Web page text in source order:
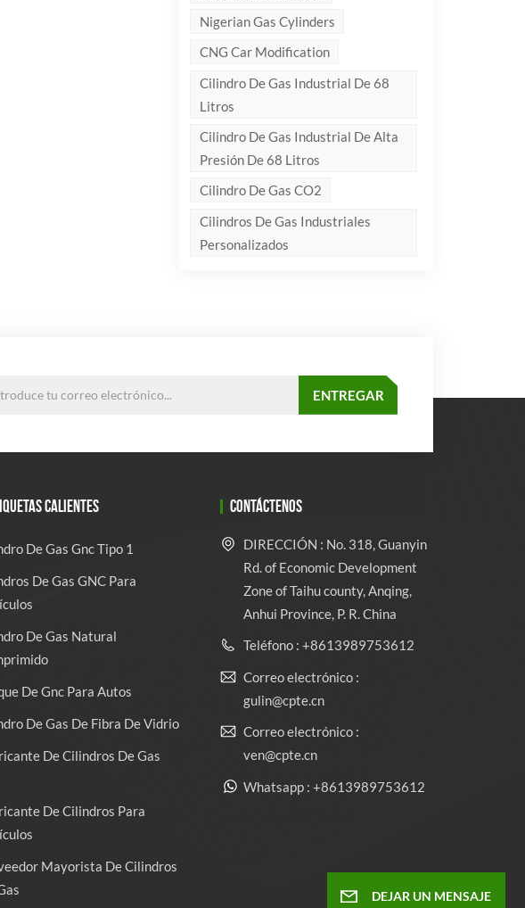
Nigerian Gas Cylinders
CNG Car Modification
Cilindro De Gas Industrial De 68
Litros
Cilindro De Gas Industrial De Alta
Presión De 68 Litros
Cilindro De Gas CO2
Cilindros De Gas Industriales
Personalizados
CALIENTES
De Gas Gnc Tipo 1
De Gas GNC Para
De Gas Natural
De Gnc Para Autos
De Gas De Fibra De Vidrio
De Cilindros De Gas
De Cilindros Para
Mayorista De Cilindros
CONTÁCTENOS
DIRECCIÓN : No. 318, Guanyin
Rd. of Economic Development
Zone of Taihu county, Anqing,
Anhui Province, P. R. China
Teléfono : +8613989753612
Correo electrónico :
gulin@cpte.cn
Correo electrónico :
ven@cpte.cn
Whatsapp : +8613989753612
DEJAR UN MENSAJE